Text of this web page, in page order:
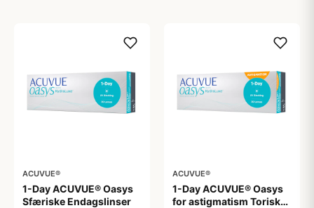
ACUVUE®
1-Day ACUVUE® Oasys
Sfæriske Endagslinser
ACUVUE®
1-Day ACUVUE® Oasys
for astigmatism Toriske /